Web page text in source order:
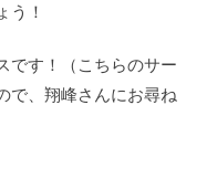
う！
です！（こちらのサー
で、翔峰さんにお尋ね